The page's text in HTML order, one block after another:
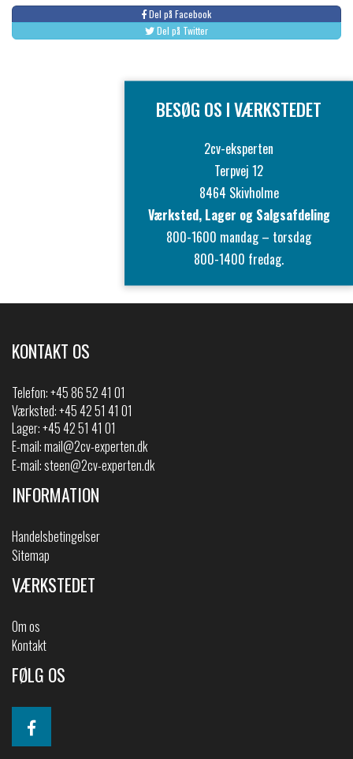
Del på Facebook
Del på Twitter
BESØG OS I VÆRKSTEDET
2cv-eksperten
Terpvej 12
8464 Skivholme
Værksted, Lager og Salgsafdeling
800-1600 mandag – torsdag
800-1400 fredag.
KONTAKT OS
Telefon:+45 86 52 41 01
Værksted: +45 42 51 41 01
Lager: +45 42 51 41 01
E-mail:mail@2cv-experten.dk
E-mail:steen@2cv-experten.dk
INFORMATION
Handelsbetingelser
Sitemap
VÆRKSTEDET
Om os
Kontakt
FØLG OS